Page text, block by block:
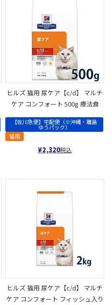
ヒルズ 猫用 尿ケア【c/d】 マルチ
ケア コンフォート 500g 療法食
【佐川急便】宅配便（※沖縄・離島
ゆうパック）
猫用
¥2,320税込
ヒルズ 猫用 尿ケア【c/d】 マルチ
ケア コンフォート フィッシュ入り